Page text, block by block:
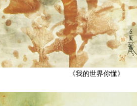
《我的世界你懂》